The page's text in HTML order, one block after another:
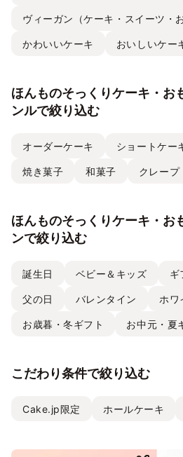
ヴィーガン（ケーキ・スイーツ・
かわいいケーキ おいしいケー
ほんものそっくりケーキ・お
ンルで絞り込む
オーダーケーキ ショートケー
焼き菓子 和菓子 クレープ
ほんものそっくりケーキ・お
ンで絞り込む
誕生日 ベビー＆キッズ ギ
父の日 バレンタイン ホワ
お歳暮・冬ギフト お中元・夏
こだわり条件で絞り込む
Cake.jp限定 ホールケーキ